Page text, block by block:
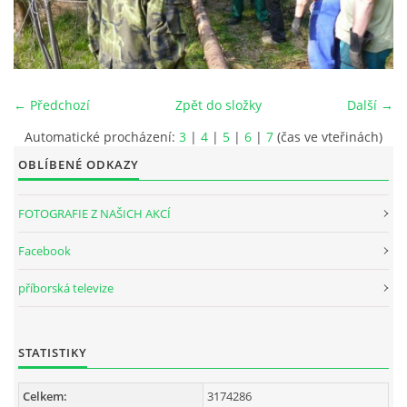
INTERNÍ SEKCE
← Předchozí Další →
Zpět do složky
Automatické procházení: 3 | 4 | 5 | 6 | 7 (čas ve vteřinách)
OBLÍBENÉ ODKAZY
FOTOGRAFIE Z NAŠICH AKCÍ
Facebook
příborská televize
STATISTIKY
Celkem: 3174286